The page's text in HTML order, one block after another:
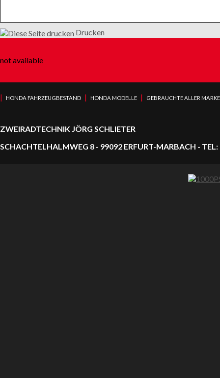
Drucken
not available
| HONDA FAHRZEUGBESTAND | HONDA MODELLE | GEBRAUCHTE ALLER
ZWEIRADTECHNIK JÖRG SCHLIETER
SCHACHTELHALMWEG 8 - 99092 ERFURT-MARBACH -